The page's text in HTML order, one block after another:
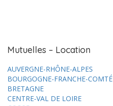
Mutuelles – Location
AUVERGNE-RHÔNE-ALPES
BOURGOGNE-FRANCHE-COMTÉ
BRETAGNE
CENTRE-VAL DE LOIRE